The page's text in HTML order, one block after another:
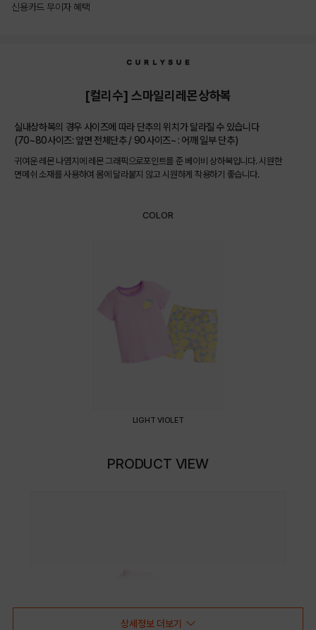
신용카드 무이자 혜택
[컬리수] 스마일리레몬상하복
실내상하복의 경우 사이즈에 따라 단추의 위치가 달라질 수 있습니다
(70~80사이즈: 앞면 전체단추 / 90사이즈~ : 어깨 일부 단추)
귀여운 레몬 나염지에 레몬 그래픽으로포인트를 준 베이비 상하복입니다. 시원한
면메쉬 소재를 사용하여 몸에 달라붙지 않고 시원하게 착용하기 좋습니다.
COLOR
LIGHT VIOLET
PRODUCT VIEW
상세정보 더보기